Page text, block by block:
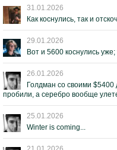
31.01.2026
Как коснулись, так и
29.01.2026
Вот и 5600 коснулись
26.01.2026
Голдман со своими
пробили, а серебро вообще
25.01.2026
Winter is coming...